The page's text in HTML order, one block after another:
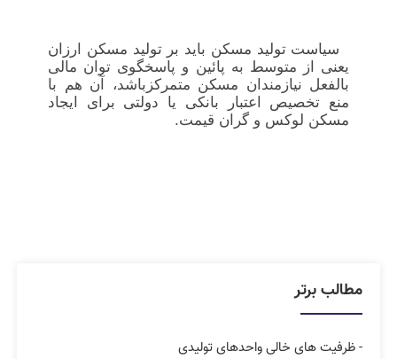
سیاست تولید مسکن باید بر تولید مسکن ارزان
یعنی از متوسط به پائین و پاسخگوی توان مالی
بالفعل نیازمندان مسکن متمرکزباشد، آن هم با
منع تخصیص اعتبار بانکی یا دولتی برای ایجاد
مسکن لوکس و گران قیمت.
مطالب برتر
- ظرفیت های خالی واحدهای تولیدی